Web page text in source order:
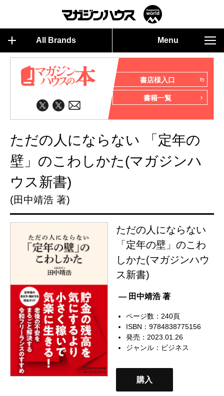
All Brands Menu
書店様入口
書籍一覧
ただの人にならない 「定年の
壁」のこわしかた(マガジンハ
ウス新書)
(田中靖浩 著)
ただの人にならない
「定年の壁」のこわ
しかた(マガジンハウ
ス新書)
— 田中靖浩 著
ページ数：240頁
ISBN：9784838775156
発売：2023.01.26
ジャンル： ビジネス
購入